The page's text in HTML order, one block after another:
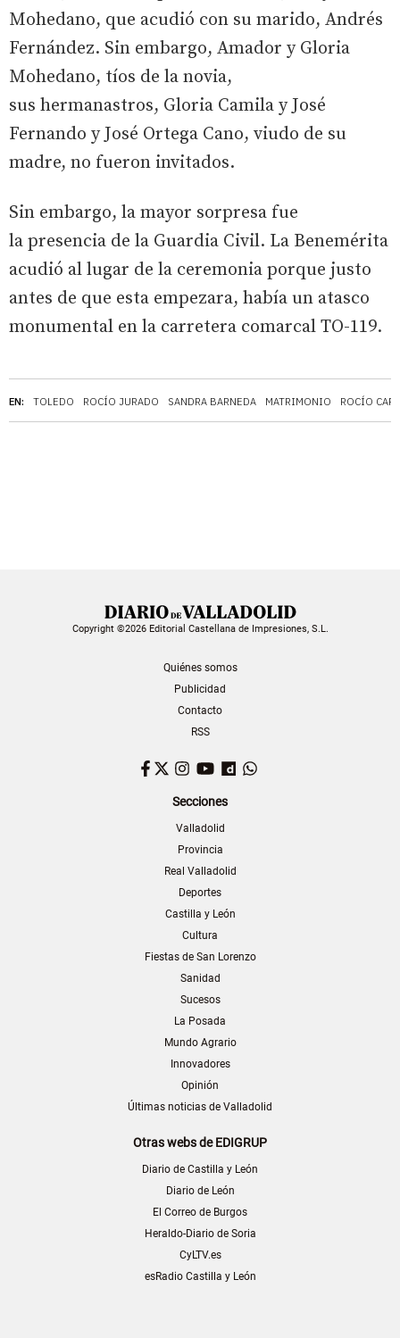
EN: TOLEDO ROCÍO JURADO SANDRA BARNEDA MATRIMONIO ROCÍO
Mohedano, que acudió con su marido, Andrés
Fernández. Sin embargo, Amador y Gloria
Mohedano, tíos de la novia,
sus hermanastros, Gloria Camila y José
Fernando y José Ortega Cano, viudo de su
madre, no fueron invitados.
Sin embargo, la mayor sorpresa fue
la presencia de la Guardia Civil. La Benemérita
acudió al lugar de la ceremonia porque justo
antes de que esta empezara, había un atasco
monumental en la carretera comarcal TO-119.
Copyright ©2026 Editorial Castellana de Impresiones, S.L.
Quiénes somos
Publicidad
Contacto
RSS
Facebook
TwitterInstagram
YouTubeDailymotion
Secciones
Valladolid
Provincia
Real Valladolid
Deportes
Castilla y León
Cultura
Fiestas de San Lorenzo
Sanidad
Sucesos
La Posada
Mundo Agrario
Innovadores
Opinión
Últimas noticias de Valladolid
Otras webs de EDIGRUP
Diario de Castilla y León
Diario de León
El Correo de Burgos
Heraldo-Diario de Soria
CyLTV.es
esRadio Castilla y León